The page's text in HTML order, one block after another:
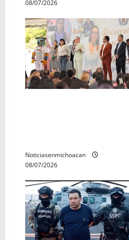
08/07/2026
Noticiasenmichoacan
08/07/2026